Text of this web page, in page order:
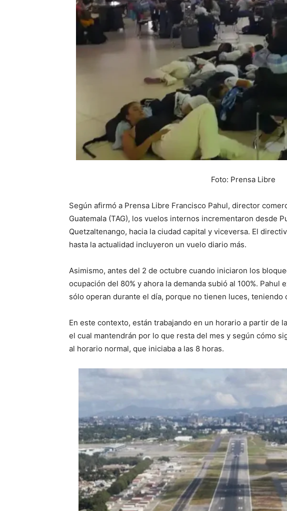
Foto: Prensa Libre
Según afirmó a Prensa Libre Francisco Pahul, director
Guatemala (TAG), los vuelos internos incrementaron desde
Quetzaltenango, hacia la ciudad capital y viceversa. El
hasta la actualidad incluyeron un vuelo diario más.
Asimismo, antes del 2 de octubre cuando iniciaron los
ocupación del 80% y ahora la demanda subió al 100%.
sólo operan durante el día, porque no tienen luces, teniendo
En este contexto, están trabajando en un horario a partir de
el cual mantendrán por lo que resta del mes y según cómo
al horario normal, que iniciaba a las 8 horas.